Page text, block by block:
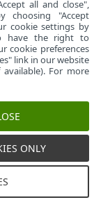
de bureau
Gérer les témoins
relative aux
all and close",
choosing "Accept
cookie settings by
have the right to
cookie preferences
link in our website
For more
ONLY